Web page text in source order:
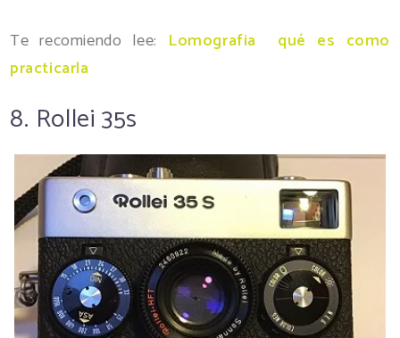
Te recomiendo lee: Lomografia qué es como
practicarla
8. Rollei 35s